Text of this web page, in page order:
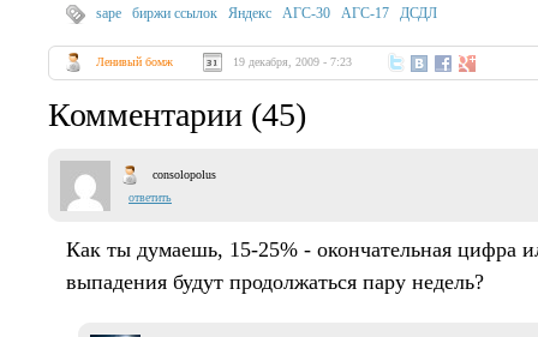
sape биржи ссылок Яндекс АГС-30 АГС-17 ДСДЛ
Ленивый бомж 19 декабря, 2009 - 7:23
Комментарии (45)
consolopolus
ответить
Как ты думаешь, 15-25% - окончательная цифра
выпадения будут продолжаться пару недель?